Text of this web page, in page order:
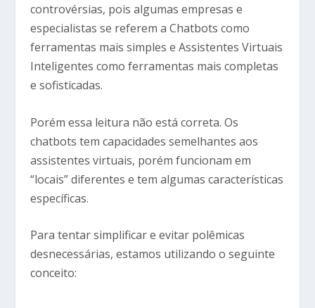
controvérsias, pois algumas empresas e
especialistas se referem a Chatbots como
ferramentas mais simples e Assistentes Virtuais
Inteligentes como ferramentas mais completas
e sofisticadas.
Porém essa leitura não está correta. Os
chatbots tem capacidades semelhantes aos
assistentes virtuais, porém funcionam em
“locais” diferentes e tem algumas características
específicas.
Para tentar simplificar e evitar polêmicas
desnecessárias, estamos utilizando o seguinte
conceito: